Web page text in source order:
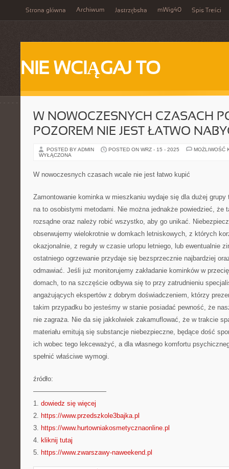
Strona główna Archiwum Jastrzębska mWig40 Spis Treści
NIE WCIĄGAJ TO
W NOWOCZESNYCH CZASACH
POZOREM NIE JEST ŁATWO
POSTED BY ADMIN POSTED ON WRZ - 15 - 2025
MOŻLIWOŚĆ
WYŁĄCZONA
W nowoczesnych czasach wcale nie jest łatwo kupić
Zamontowanie kominka w mieszkaniu wydaje się dla dużej
na to osobistymi metodami. Nie można jednakże powiedzieć, że
rozsądne oraz należy robić wszystko, aby go unikać.
obserwujemy wielokrotnie w domkach letniskowych, z których
okazjonalnie, z reguły w czasie urlopu letniego, lub ewentualnie
ostatniego ogrzewanie przydaje się bezsprzecznie najbardziej
odmawiać. Jeśli już monitorujemy zakładanie kominków w
domach, to na szczęście odbywa się to przy zatrudnieniu
angażujących ekspertów z dobrym doświadczeniem, którzy
takim przypadku bo jesteśmy w stanie posiadać pewność, że
nie zagraża. Nie da się jakkolwiek zakamuflować, że w trakcie
materiału emitują się substancje niebezpieczne, będące dość
ich wobec tego lekceważyć, a dla własnego komfortu
spełnić właściwe wymogi.
źródło:
———————————
1. dowiedz się więcej
2. https://www.przedszkole3bajka.pl
3. https://www.hurtowniakosmetycznaonline.pl
4. kliknij tutaj
5. https://www.zwarszawy-naweekend.pl